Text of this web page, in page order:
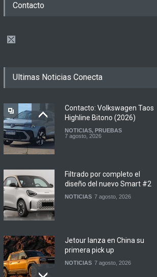
Contacto
Ultimas Noticias Conecta
Contacto: Volkswagen Taos
Highline Bitono (2026)
NOTICIAS, PRUEBAS
7 agosto, 2026
Filtrado por completo el
diseño del nuevo Smart #2
NOTICIAS 7 agosto, 2026
Jetour lanza en China su
primera pick up
NOTICIAS 7 agosto, 2026